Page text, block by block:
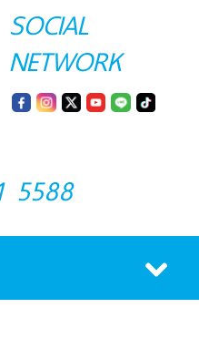
SOCIAL
NETWORK
5588